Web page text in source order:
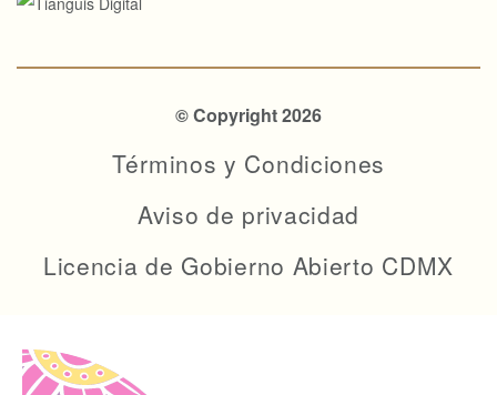
© Copyright 2026
Términos y Condiciones
Aviso de privacidad
Licencia de Gobierno Abierto CDMX